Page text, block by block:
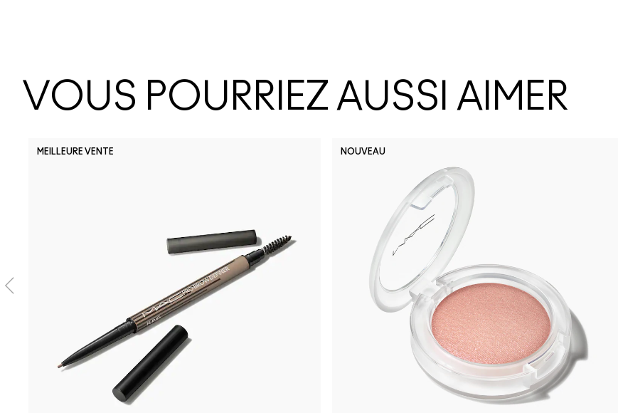
VOUS POURRIEZ AUSSI AIMER
MEILLEURE VENTE NOUVEAU